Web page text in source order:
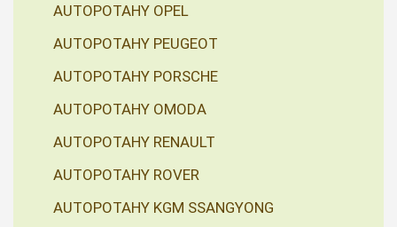
AUTOPOTAHY OPEL
AUTOPOTAHY PEUGEOT
AUTOPOTAHY PORSCHE
AUTOPOTAHY OMODA
AUTOPOTAHY RENAULT
AUTOPOTAHY ROVER
AUTOPOTAHY KGM SSANGYONG